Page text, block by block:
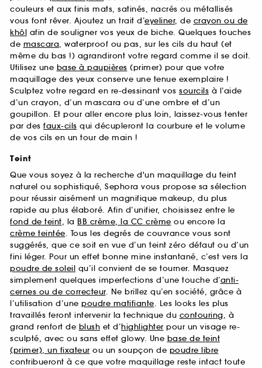
couleurs et aux finis mats, satinés, nacrés ou métallisés
vous font rêver. Ajoutez un trait d’eyeliner, de crayon ou de
khôl afin de souligner vos yeux de biche. Quelques touches
de mascara, waterproof ou pas, sur les cils du haut (et
même du bas !) agrandiront votre regard comme il se doit.
Utilisez une base à paupières (primer) pour que votre
maquillage des yeux conserve une tenue exemplaire !
Sculptez votre regard en re-dessinant vos sourcils à l’aide
d’un crayon, d’un mascara ou d’une ombre et d’un
goupillon. Et pour aller encore plus loin, laissez-vous tenter
par des faux-cils qui décupleront la courbure et le volume
de vos cils en un tour de main !
Teint
Que vous soyez à la recherche d'un maquillage du teint
naturel ou sophistiqué, Sephora vous propose sa sélection
pour réussir aisément un magnifique makeup, du plus
rapide au plus élaboré. Afin d’unifier, choisissez entre le
fond de teint, la BB crème, la CC crème ou encore la
crème teintée. Tous les degrés de couvrance vous sont
suggérés, que ce soit en vue d’un teint zéro défaut ou d’un
fini léger. Pour un effet bonne mine instantané, c’est vers la
poudre de soleil qu’il convient de se tourner. Masquez
simplement quelques imperfections d’une touche d’anti-
cernes ou de correcteur. Ne brillez qu’en société, grâce à
l’utilisation d’une poudre matifiante. Les looks les plus
travaillés feront intervenir la technique du contouring, à
grand renfort de blush et d’highlighter pour un visage re-
sculpté, avec ou sans effet glowy. Une base de teint
(primer), un fixateur ou un soupçon de poudre libre
contribueront à ce que votre maquillage reste intact toute